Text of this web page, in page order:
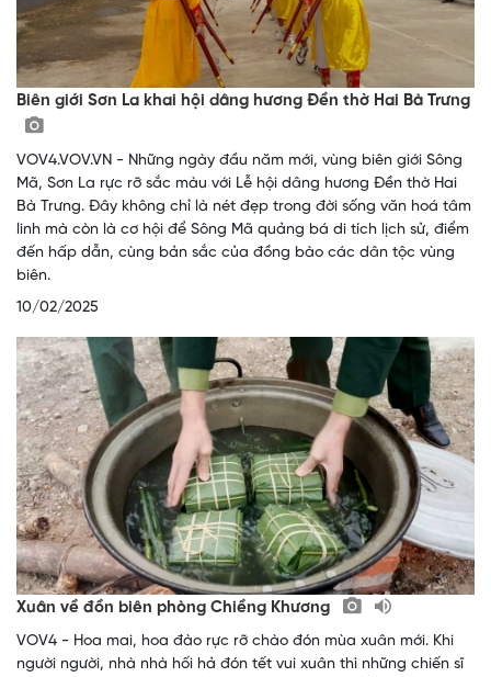
Biên giới Sơn La khai hội dâng hương Đền thờ Hai Bà Trưng
VOV4.VOV.VN - Những ngày đầu năm mới, vùng biên giới Sông
Mã, Sơn La rực rỡ sắc màu với Lễ hội dâng hương Đền thờ Hai
Bà Trưng. Đây không chỉ là nét đẹp trong đời sống văn hoá tâm
linh mà còn là cơ hội để Sông Mã quảng bá di tích lịch sử, điểm
đến hấp dẫn, cùng bản sắc của đồng bào các dân tộc vùng
biên.
10/02/2025
Xuân về đồn biên phòng Chiềng Khương
VOV4 - Hoa mai, hoa đào rực rỡ chào đón mùa xuân mới. Khi
người người, nhà nhà hối hả đón tết vui xuân thì những chiến sĩ